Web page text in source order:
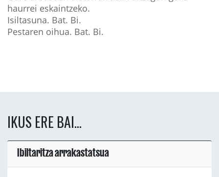
haurrei eskaintzeko.
Isiltasuna. Bat. Bi.
Pestaren oihua. Bat. Bi.
IKUS ERE BAI...
Ibiltaritza arrakastatsua